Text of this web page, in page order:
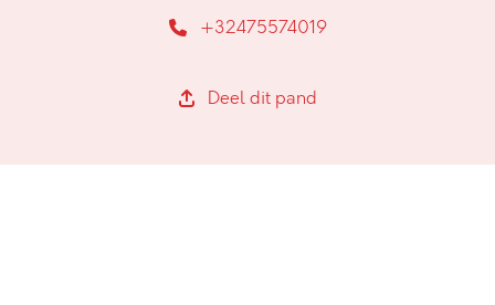
+32475574019
Deel dit pand